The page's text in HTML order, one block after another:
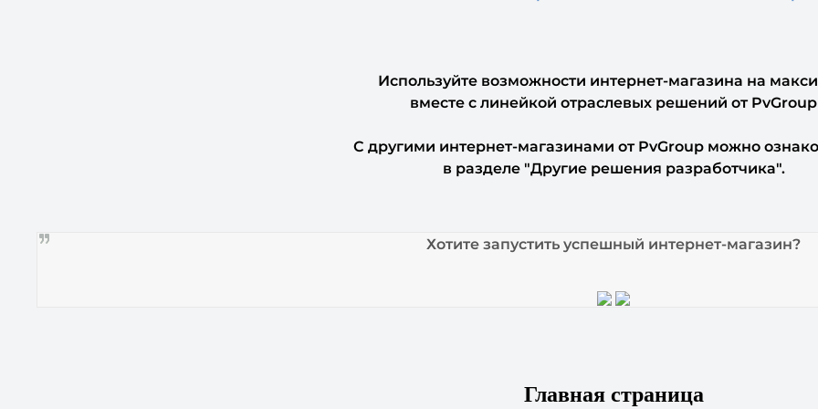
Используйте возможности интернет-магазина на
вместе с линейкой отраслевых решений от PvGroup
С другими интернет-магазинами от PvGroup можно
в разделе "Другие решения разработчика".
Хотите запустить успешный интернет-магазин?
Главная страница